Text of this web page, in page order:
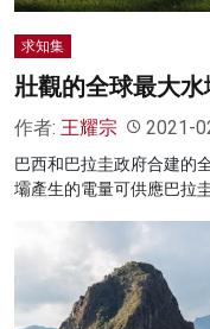
求知集
壯觀的全球最大
作者: 王耀宗 2021-
巴西和巴拉圭政府合建的
壩產生的電量可供應巴拉